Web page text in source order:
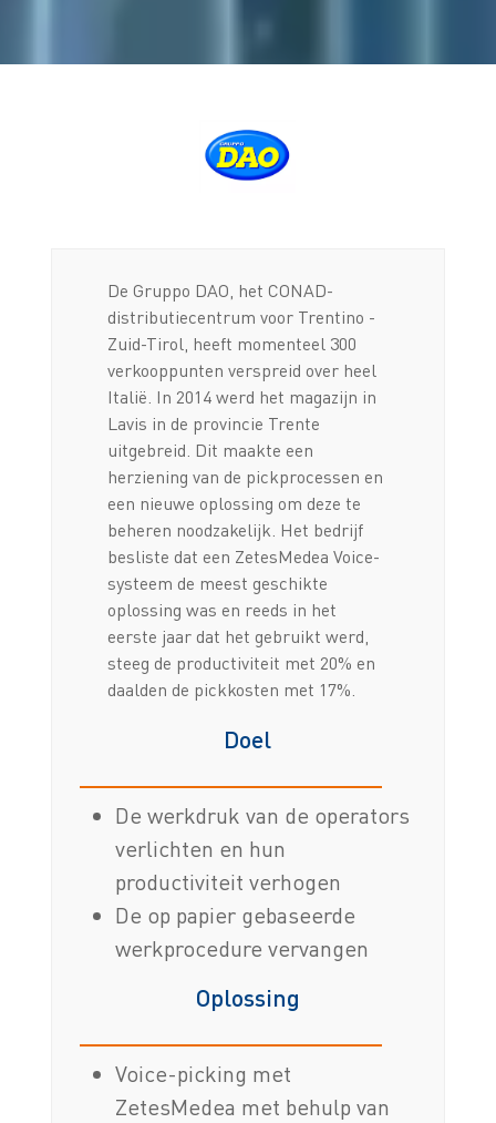
De Gruppo DAO, het CONAD-
distributiecentrum voor Trentino -
Zuid-Tirol, heeft momenteel 300
verkooppunten verspreid over heel
Italië. In 2014 werd het magazijn in
Lavis in de provincie Trente
uitgebreid. Dit maakte een
herziening van de pickprocessen en
een nieuwe oplossing om deze te
beheren noodzakelijk. Het bedrijf
besliste dat een ZetesMedea Voice-
systeem de meest geschikte
oplossing was en reeds in het
eerste jaar dat het gebruikt werd,
steeg de productiviteit met 20% en
daalden de pickkosten met 17%.
Doel
De werkdruk van de operators
verlichten en hun
productiviteit verhogen
De op papier gebaseerde
werkprocedure vervangen
Oplossing
Voice-picking met
ZetesMedea met behulp van